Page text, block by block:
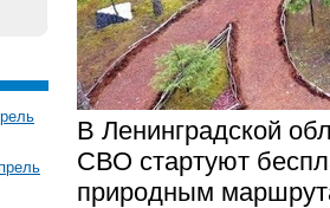
В Ленинградской
СВО стартуют
природным